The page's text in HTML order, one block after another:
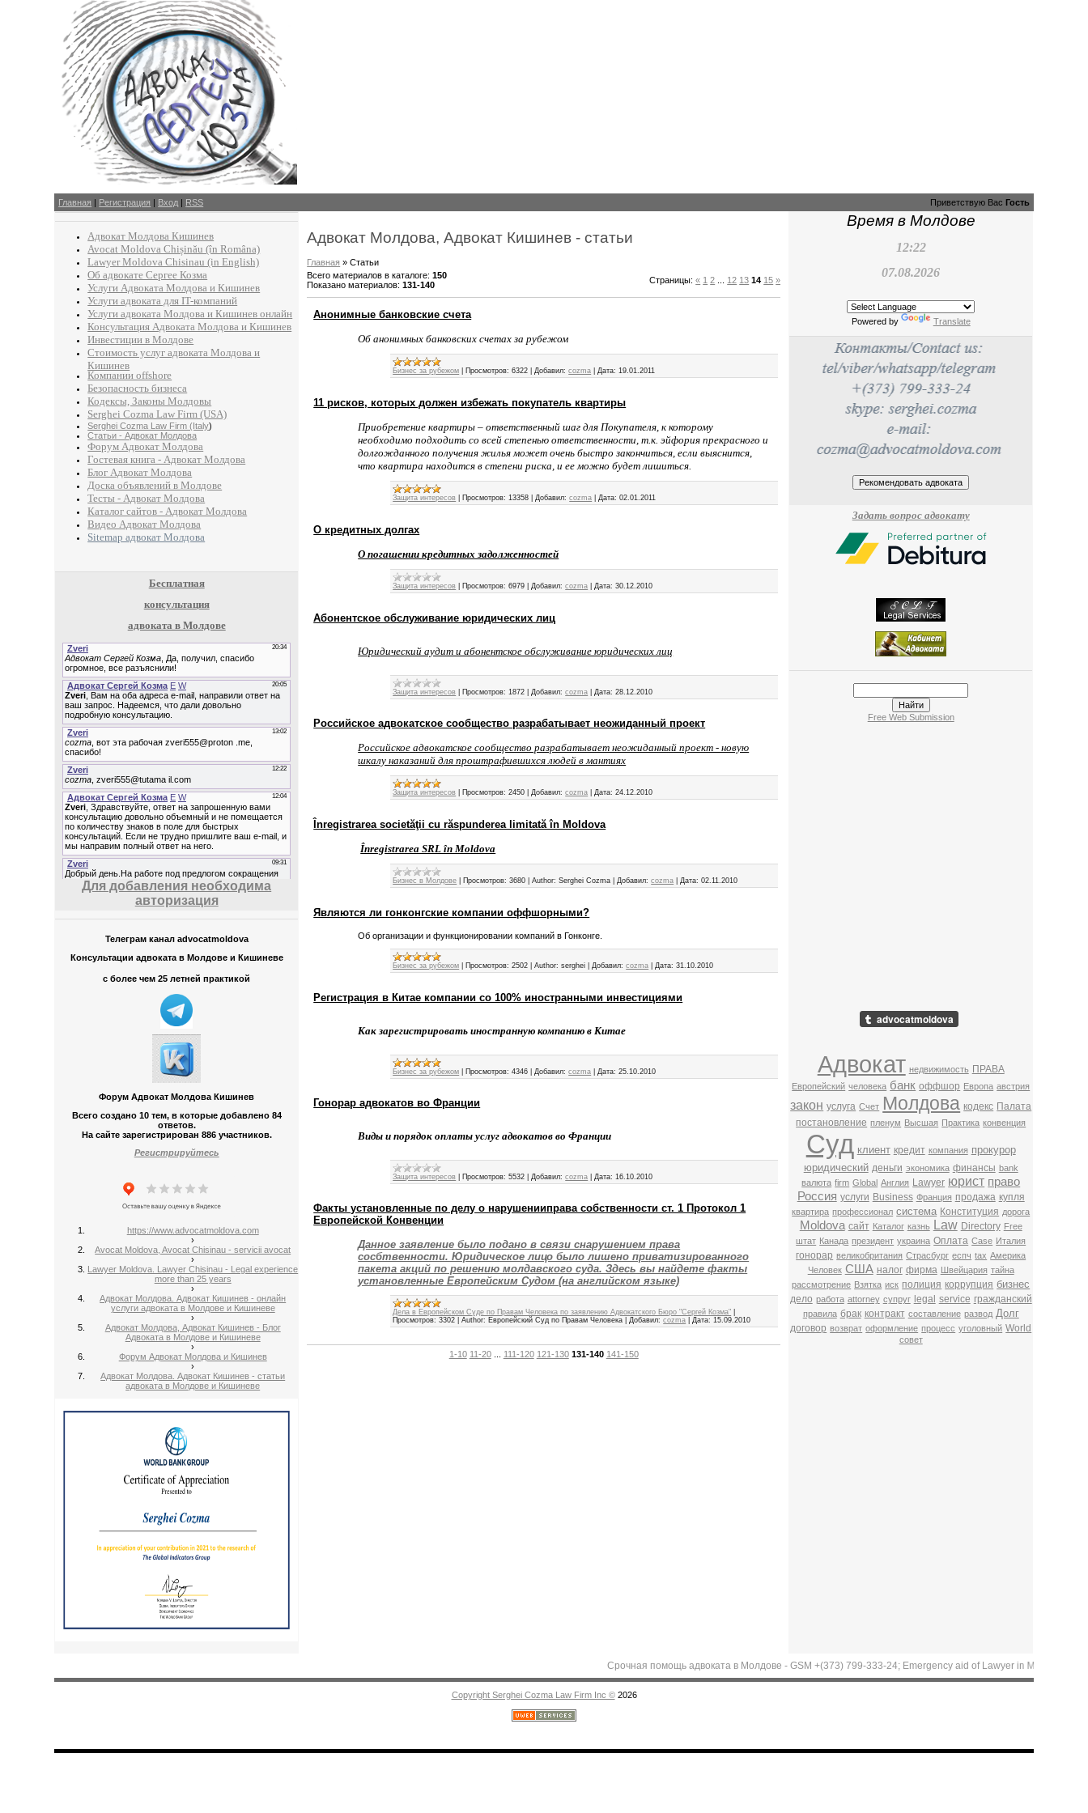
Главная | Регистрация | Вход | RSS Приветствую Вас Гость
Адвокат Молдова Кишинев
Avocat Moldova Chișinău (în Româna)
Lawyer Moldova Chisinau (in English)
Об адвокате Сергее Козма
Услуги Адвоката Молдова и Кишинев
Услуги адвоката для IT-компаний
Услуги адвоката Молдова и Кишинев онлайн
Консультация Адвоката Молдова и Кишинев
Инвестиции в Молдове
Стоимость услуг адвоката Молдова и
Кишинев
Компании offshore
Безопасность бизнеса
Кодексы, Законы Молдовы
Serghei Cozma Law Firm (USA)
Serghei Cozma Law Firm (Italy)
Статьи - Адвокат Молдова
Форум Адвокат Молдова
Гостевая книга - Адвокат Молдова
Блог Адвокат Молдова
Доска объявлений в Молдове
Тесты - Адвокат Молдова
Каталог сайтов - Адвокат Молдова
Видео Адвокат Молдова
Sitemap адвокат Молдова
Бесплатная
консультация
адвоката в Молдове
Для добавления необходима
авторизация
Телеграм канал advocatmoldova
Консультации адвоката в Молдове и Кишиневе
с более чем 25 летней практикой
Форум Адвокат Молдова Кишинев
Всего создано 10 тем, в которые добавлено 84
ответов.
На сайте зарегистрирован 886 участников.
Регистрируйтесь
https://www.advocatmoldova.com
›
Avocat Moldova, Avocat Chisinau - servicii avocat
›
Lawyer Moldova. Lawyer Chisinau - Legal experience
more than 25 years
›
Адвокат Молдова. Адвокат Кишинев - онлайн
услуги адвоката в Молдове и Кишиневе
›
Адвокат Молдова, Адвокат Кишинев - Блог
Адвоката в Молдове и Кишиневе
›
Форум Адвокат Молдова и Кишинев
›
Адвокат Молдова. Адвокат Кишинев - статьи
адвоката в Молдове и Кишиневе
Адвокат Молдова, Адвокат Кишинев - статьи
Главная »Статьи
Всего материалов в каталоге:150
Показано материалов:131-140 Страницы:« 1 2 12 13 14 15 »
Анонимные банковские счета
Об анонимных банковских счетах за рубежом
Бизнес за рубежом Просмотров: 6322 |Добавил: cozma |Дата: 19.01.2011
11 рисков, которых должен избежать покупатель квартиры
Приобретение квартиры – ответственный шаг для Покупателя, к которому
необходимо подходить со всей степенью ответственности, т.к. эйфория прекрасного и
долгожданного получения жилья может очень быстро закончиться, если выяснится,
что квартира находится в степени риска, и ее можно будет лишиться.
Защита интересов Просмотров: 13358 |Добавил: cozma |Дата: 02.01.2011
О кредитных долгах
О погашении кредитных задолженностей
Защита интересов Просмотров: 6979 |Добавил: cozma |Дата: 30.12.2010
Абонентское обслуживание юридических лиц
Юридический аудит и абонентское обслуживание юридических лиц
Защита интересов Просмотров: 1872 Добавил: cozma Дата: 28.12.2010
Российское адвокатское сообщество разрабатывает неожиданный проект
Российское адвокатское сообщество разрабатывает неожиданный проект - новую
шкалу наказаний для проштрафившихся людей в мантиях
Защита интересов Просмотров: 2450 |Добавил: cozma |Дата: 24.12.2010
Înregistrarea societăţii cu răspunderea limitată în Moldova
Înregistrarea SRL în Moldova
Бизнес в Молдове Просмотров: 3680 |Author: Serghei Cozma |Добавил: cozma |Дата: 02.11.2010
Являются ли гонконгские компании оффшорными?
Об организации и функционировании компаний в Гонконге.
Бизнес за рубежом Просмотров: 2502 |Author: serghei |Добавил: cozma |Дата: 31.10.2010
Регистрация в Китае компании со 100% иностранными инвестициями
Как зарегистрировать иностранную компанию в Китае
Бизнес за рубежом Просмотров: 4346 Добавил: cozma Дата: 25.10.2010
Гонорар адвокатов во Франции
Виды и порядок оплаты услуг адвокатов во Франции
Защита интересов Просмотров: 5532 Добавил: cozma Дата: 16.10.2010
Факты установленные по делу о нарушенииправа собственности ст. 1 Протокол 1
Европейской Конвенции
Данное заявление было подано в связи снарушением права
сосбтвенности. Юридическое лицо было лишено приватизированного
пакета акций по решению молдавского суда. Здесь вы найдете факты
установленные Европейским Судом (на английском языке)
Дела в Европейском Суде по Правам Человека по заявлению Адвокатского Бюро "Сергей Козма"
Просмотров: 3302 |Author: Европейский Суд по Правам Человека |Добавил: cozma |Дата: 15.09.2010
1-10 11-20 111-120 121-130 131-140 141-150
Время в Молдове
12:22
07.08.2026
Powered by Translate
Задать вопрос адвокату
Free Web Submission
Адвокат недвижимость ПРАВА
Европейский человека банк оффшор Европа австрия
закон услуга Счет Молдова кодекс Палата
постановление пленум Высшая Практика конвенция
Суд клиент кредит компания прокурор
юридический деньги экономика финансы bank
валюта firm Global Англия Lawyer юрист право
Россия услуги Business Франция продажа купля
квартира профессионал система Конституция дорога
Moldova сайт Каталог казнь Law Directory Free
штат Канада президент украина Оплата Case Италия
гонорар великобритания Страсбург еспч tax Америка
Человек США налог фирма Швейцария тайна
рассмотрение Взятка иск полиция коррупция бизнес
дело работа attorney супруг legal service гражданский
правила брак контракт составление развод Долг
договор возврат оформление процесс уголовный World
совет
Срочная помощь адвоката в Молдове - GSM +(373) 799-333-24; Emergency aid of Lawyer in Moldova. Call
Copyright Serghei Cozma Law Firm Inc ©2026